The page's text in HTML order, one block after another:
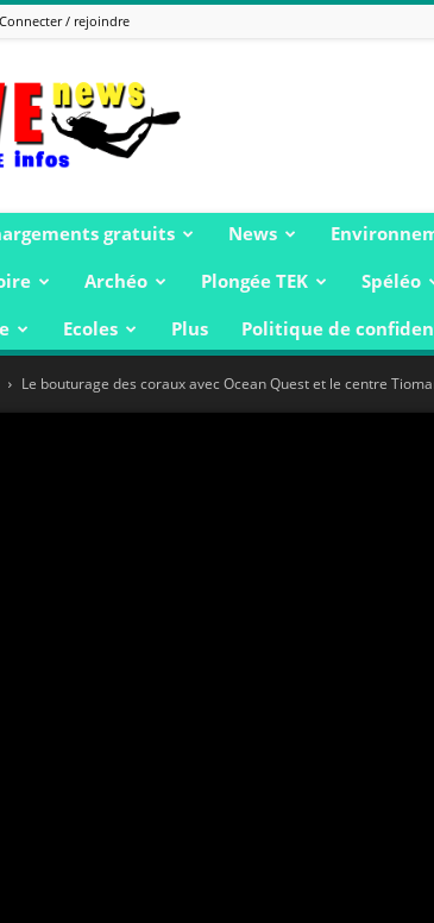
Connecter / rejoindre
Plongée
Infos
gratuits News
Archéo Plongée TEK Spéléo
Ecoles Plus Politique de
Le bouturage des coraux avec Ocean Quest et le centre